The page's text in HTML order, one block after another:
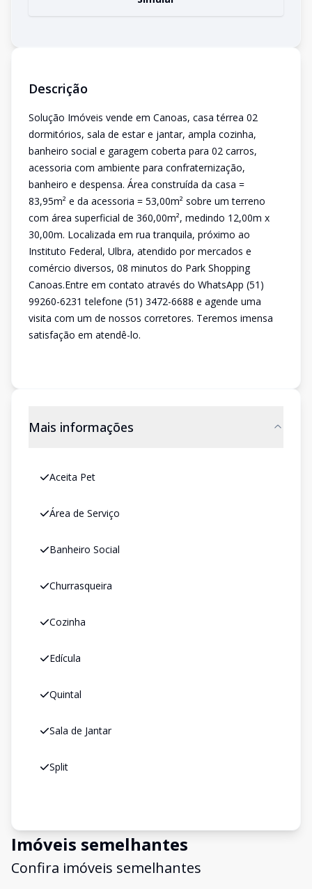
Descrição
Solução Imóveis vende em Canoas, casa térrea 02
dormitórios, sala de estar e jantar, ampla cozinha,
banheiro social e garagem coberta para 02 carros,
acessoria com ambiente para confraternização,
banheiro e despensa. Área construída da casa =
83,95m² e da acessoria = 53,00m² sobre um terreno
com área superficial de 360,00m², medindo 12,00m x
30,00m. Localizada em rua tranquila, próximo ao
Instituto Federal, Ulbra, atendido por mercados e
comércio diversos, 08 minutos do Park Shopping
Canoas.Entre em contato através do WhatsApp (51)
99260-6231 telefone (51) 3472-6688 e agende uma
visita com um de nossos corretores. Teremos imensa
satisfação em atendê-lo.
Mais informações
Aceita Pet
Área de Serviço
Banheiro Social
Churrasqueira
Cozinha
Edícula
Quintal
Sala de Jantar
Split
Imóveis semelhantes
Confira imóveis semelhantes